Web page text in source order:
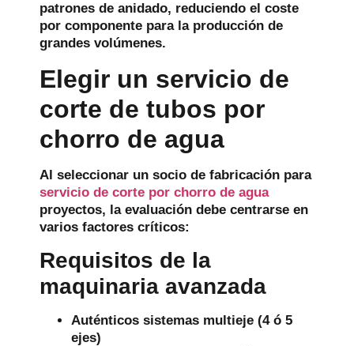
patrones de anidado, reduciendo el coste
por componente para la producción de
grandes volúmenes.
Elegir un servicio de
corte de tubos por
chorro de agua
Al seleccionar un socio de fabricación para
servicio de corte por chorro de agua
proyectos, la evaluación debe centrarse en
varios factores críticos:
Requisitos de la
maquinaria avanzada
Auténticos sistemas multieje (4 ó 5
ejes)